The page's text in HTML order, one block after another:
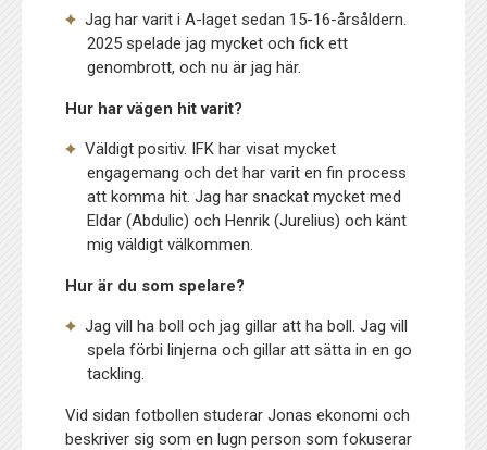
Jag har varit i A-laget sedan 15-16-årsåldern.
2025 spelade jag mycket och fick ett
genombrott, och nu är jag här.
Hur har vägen hit varit?
Väldigt positiv. IFK har visat mycket
engagemang och det har varit en fin process
att komma hit. Jag har snackat mycket med
Eldar (Abdulic) och Henrik (Jurelius) och känt
mig väldigt välkommen.
Hur är du som spelare?
Jag vill ha boll och jag gillar att ha boll. Jag vill
spela förbi linjerna och gillar att sätta in en go
tackling.
Vid sidan fotbollen studerar Jonas ekonomi och
beskriver sig som en lugn person som fokuserar